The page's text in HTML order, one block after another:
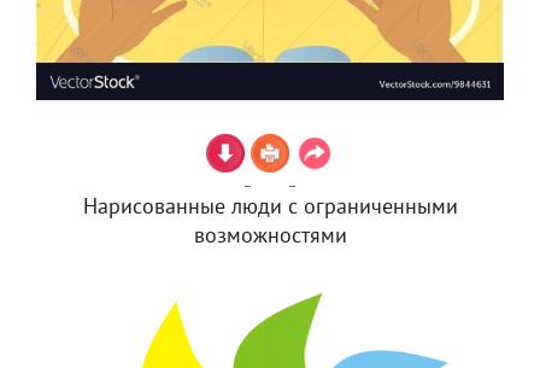
Нарисованные люди с ограниченными
возможностями